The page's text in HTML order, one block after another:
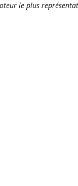
le plus